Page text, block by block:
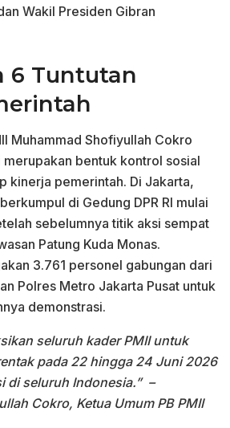
Wakil Presiden Gibran
6 Tuntutan
Muhammad Shofiyullah Cokro
merupakan bentuk kontrol sosial
kinerja pemerintah. Di Jakarta,
di Gedung DPR RI mulai
sebelumnya titik aksi sempat
Patung Kuda Monas.
3.761 personel gabungan dari
Polres Metro Jakarta Pusat untuk
demonstrasi.
seluruh kader PMII untuk
pada 22 hingga 24 Juni 2026
di seluruh Indonesia.”–
Cokro, Ketua Umum PB PMII